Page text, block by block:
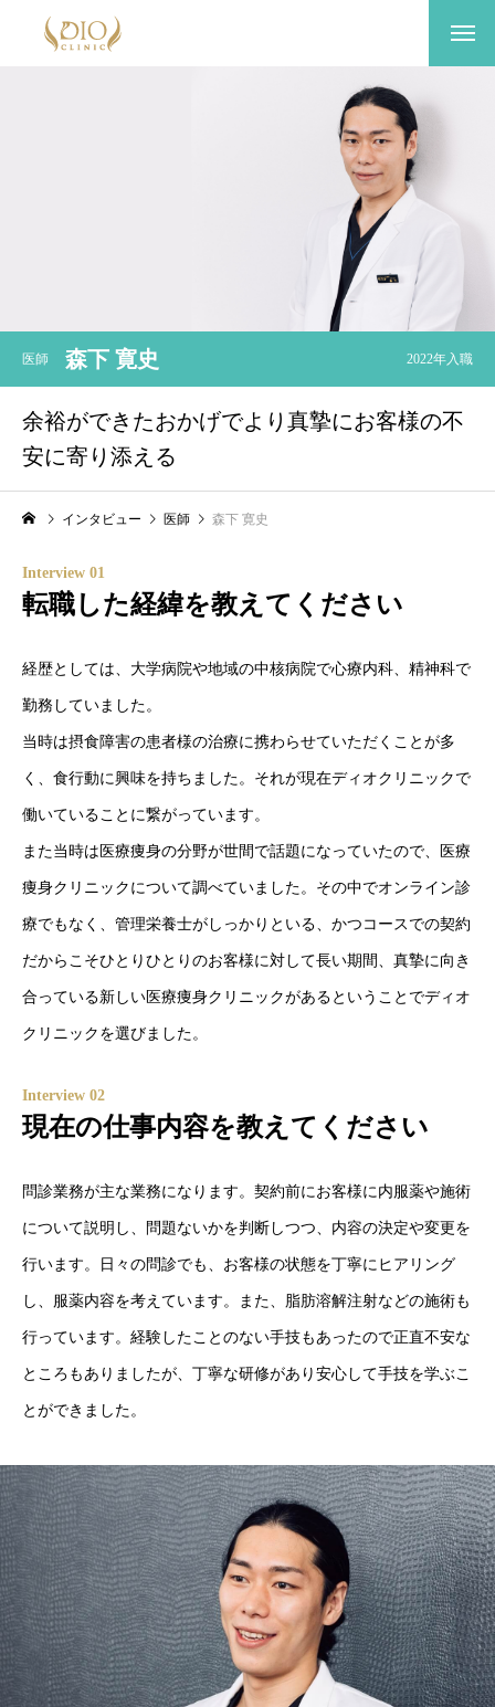
医師 森下 寛史 2022年入職
余裕ができたおかげでより真摯にお客様の不
安に寄り添える
インタビュー 医師 森下 寛史
Interview 01
転職した経緯を教えてください
経歴としては、大学病院や地域の中核病院で心療内科、精神科で
勤務していました。
当時は摂食障害の患者様の治療に携わらせていただくことが多
く、食行動に興味を持ちました。それが現在ディオクリニックで
働いていることに繋がっています。
また当時は医療痩身の分野が世間で話題になっていたので、医療
痩身クリニックについて調べていました。その中でオンライン診
療でもなく、管理栄養士がしっかりといる、かつコースでの契約
だからこそひとりひとりのお客様に対して長い期間、真摯に向き
合っている新しい医療痩身クリニックがあるということでディオ
クリニックを選びました。
Interview 02
現在の仕事内容を教えてください
問診業務が主な業務になります。契約前にお客様に内服薬や施術
について説明し、問題ないかを判断しつつ、内容の決定や変更を
行います。日々の問診でも、お客様の状態を丁寧にヒアリング
し、服薬内容を考えています。また、脂肪溶解注射などの施術も
行っています。経験したことのない手技もあったので正直不安な
ところもありましたが、丁寧な研修があり安心して手技を学ぶこ
とができました。